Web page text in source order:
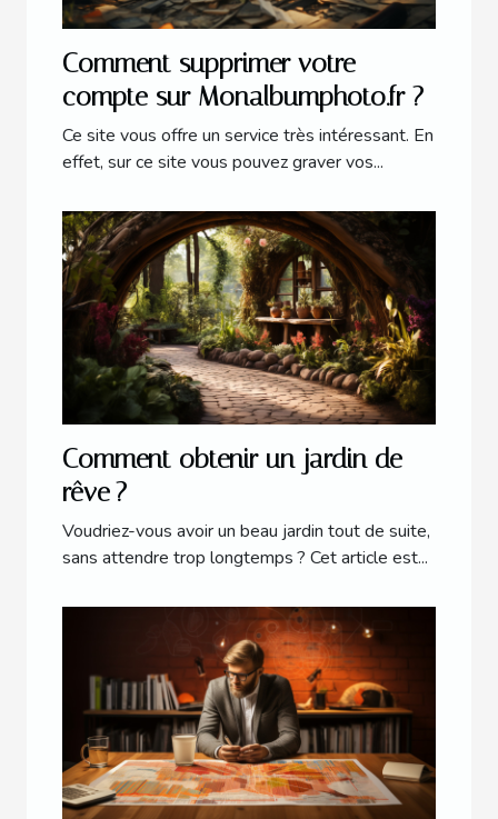
Comment supprimer votre
compte sur Monalbumphoto.fr ?
Ce site vous offre un service très intéressant. En
effet, sur ce site vous pouvez graver vos...
Comment obtenir un jardin de
rêve ?
Voudriez-vous avoir un beau jardin tout de suite,
sans attendre trop longtemps ? Cet article est...